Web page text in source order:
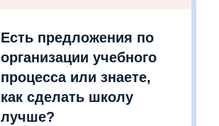
Есть предложения по
организации учебного
процесса или знаете,
как сделать школу
лучше?